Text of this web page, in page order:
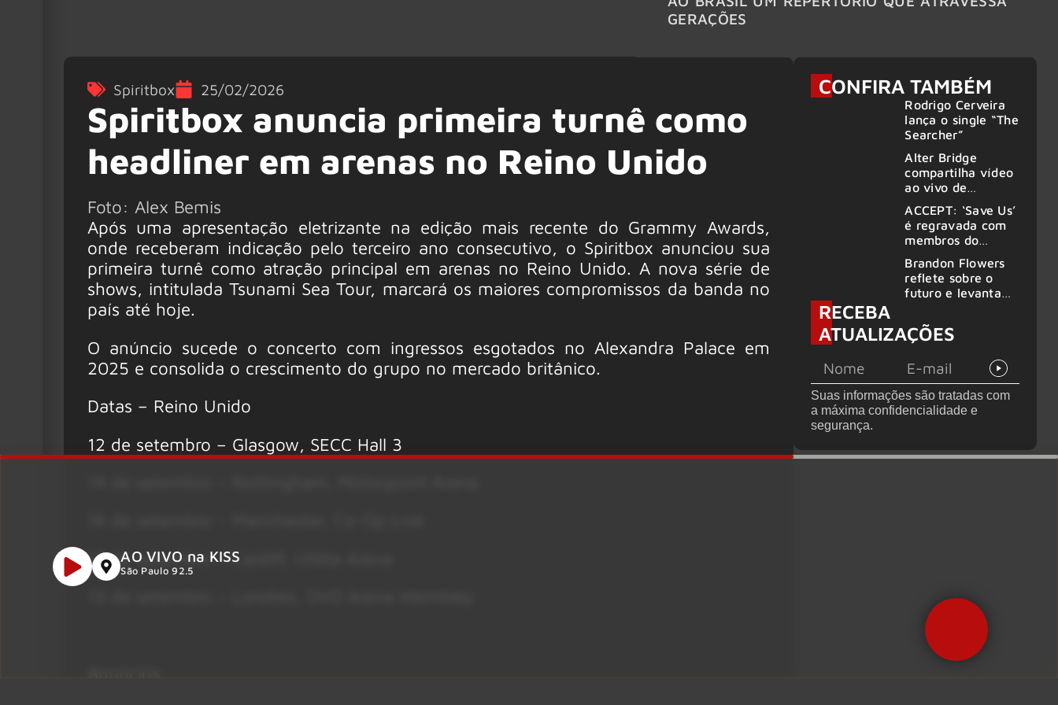
GERAÇÕES
Spiritbox 25/02/2026
Spiritbox anuncia primeira turnê como
headliner em arenas no Reino Unido
Foto: Alex Bemis
Após uma apresentação eletrizante na edição mais recente do Grammy Awards,
onde receberam indicação pelo terceiro ano consecutivo, o Spiritbox anunciou sua
primeira turnê como atração principal em arenas no Reino Unido. A nova série de
shows, intitulada Tsunami Sea Tour, marcará os maiores compromissos da banda no
país até hoje.
O anúncio sucede o concerto com ingressos esgotados no Alexandra Palace em
2025 e consolida o crescimento do grupo no mercado britânico.
Datas – Reino Unido
12 de setembro – Glasgow, SECC Hall 3
17 de setembro – Cardiff, Utilita Arena
CONFIRA TAMBÉM
Rodrigo Cerveira
lança o single “The
Searcher”
Alter Bridge
compartilha vídeo
ao vivo de
no Rock am Ring
2026
ACCEPT: ‘Save Us’
é regravada com
membros do
GHOST e KORN
Brandon Flowers
reflete sobre o
futuro e levanta
deixar os palcos
RECEBA
ATUALIZAÇÕES
Suas informações são tratadas com
a máxima confidencialidade e
segurança.
AO VIVO na KISS
São Paulo 92.5